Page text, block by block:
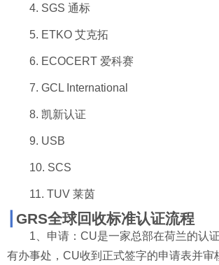
4. SGS 通标
5. ETKO 艾克拓
6. ECOCERT 爱科赛
7. GCL International
8. 凯新认证
9. USB
10. SCS
11. TUV 莱茵
GRS全球回收标准认证流程
1 、申请： CU是一家总部在荷兰的认
有办事处， CU收到正式签字的申请表并审